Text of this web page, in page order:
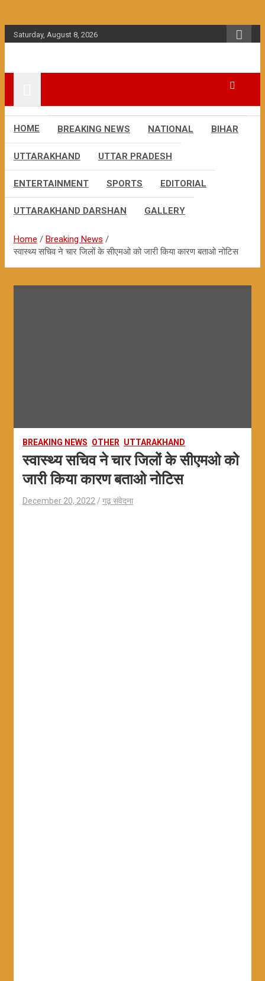
to
content
Saturday, August 8, 2026
HOME BREAKING NEWS NATIONAL BIHAR
UTTARAKHAND UTTAR PRADESH
ENTERTAINMENT SPORTS EDITORIAL
UTTARAKHAND DARSHAN GALLERY
Home
Breaking News
स्वास्थ्य सचिव ने चार जिलों के सीएमओ को जारी किया कारण बताओ नोटिस
BREAKING NEWS OTHER UTTARAKHAND
स्वास्थ्य सचिव ने चार जिलों के सीएमओ को
जारी किया कारण बताओ नोटिस
December 20, 2022 गढ़ संवेदना